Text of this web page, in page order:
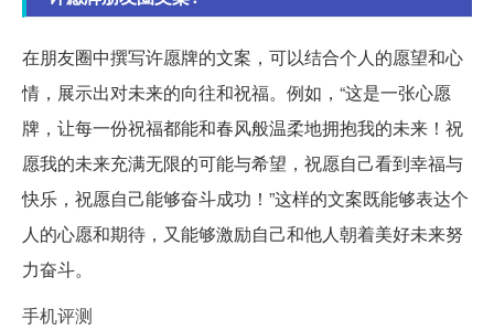
在朋友圈中撰写许愿牌的文案，可以结合个人的愿望和心
情，展示出对未来的向往和祝福。例如，“这是一张心愿
牌，让每一份祝福都能和春风般温柔地拥抱我的未来！祝
愿我的未来充满无限的可能与希望，祝愿自己看到幸福与
快乐，祝愿自己能够奋斗成功！”这样的文案既能够表达个
人的心愿和期待，又能够激励自己和他人朝着美好未来努
力奋斗。
手机评测